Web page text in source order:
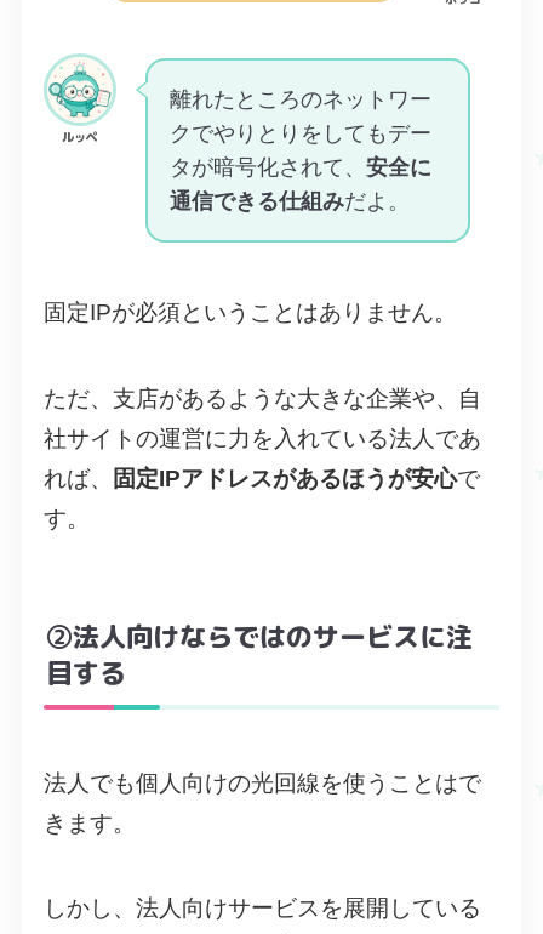
ルッペ
離れたところのネットワー
クでやりとりをしてもデー
タが暗号化されて、 安全に
通信できる仕組みだよ。
固定IPが必須ということはありません。
ただ、支店があるような大きな企業や、自
社サイトの運営に力を入れている法人であ
れば、
固定IPアドレスがあるほうが安心で
す。
②法人向けならではのサービスに注
目する
法人でも個人向けの光回線を使うことはで
きます。
しかし、法人向けサービスを展開している